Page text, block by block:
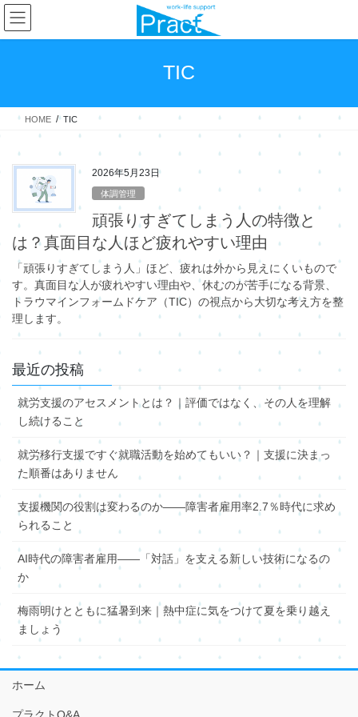
コ
ン
テ
ス
ナ
ビ
ゲ
ン
TIC
HOME TIC
2026年5月23日
体調管理
頑張りすぎてしまう人の特徴と
は？真面目な人ほど疲れやすい理由
「頑張りすぎてしまう人」ほど、疲れは外から見えにくいもので
す。真面目な人が疲れやすい理由や、休むのが苦手になる背景、
トラウマインフォームドケア（TIC）の視点から大切な考え方を整
理します。
最近の投稿
就労支援のアセスメントとは？｜評価ではなく、その人を理解
し続けること
就労移行支援ですぐ就職活動を始めてもいい？｜支援に決まっ
た順番はありません
支援機関の役割は変わるのか――障害者雇用率2.7％時代に求め
られること
AI時代の障害者雇用――「対話」を支える新しい技術になるの
か
梅雨明けとともに猛暑到来｜熱中症に気をつけて夏を乗り越え
ましょう
ホーム